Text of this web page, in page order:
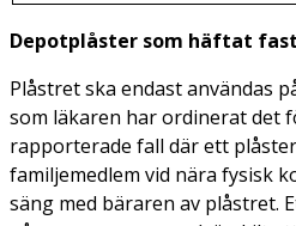
Depotplåster som häftat
Plåstret ska endast användas
som läkaren har ordinerat det
rapporterade fall där ett
familjemedlem vid nära fysisk
säng med bäraren av plåstret.